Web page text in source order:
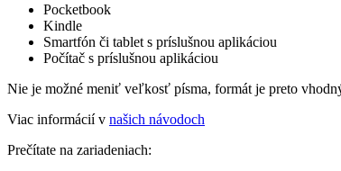
Pocketbook
Kindle
Smartfón či tablet s príslušnou aplikáciou
Počítač s príslušnou aplikáciou
Nie je možné meniť veľkosť písma, formát je preto
Viac informácií v našich návodoch
Prečítate na zariadeniach: